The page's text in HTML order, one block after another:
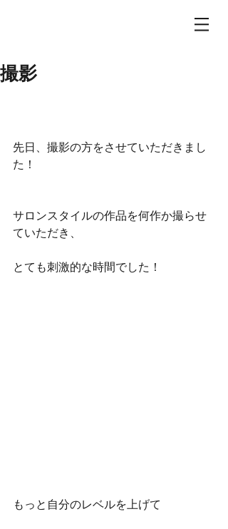
撮影
先日、撮影の方をさせていただきまし
た！
サロンスタイルの作品を何作か撮らせ
ていただき、
とても刺激的な時間でした！
もっと自分のレベルを上げて